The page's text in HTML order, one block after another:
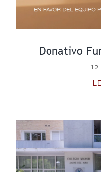
Donativo